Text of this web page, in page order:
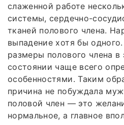
слаженной работе
системы, сердечно-
тканей полового члена.
выпадение хотя бы
размеры полового члена в
состоянии чаще всего
особенностями. Таким
причина не побуждала
половой член — это
нормальное, а главное